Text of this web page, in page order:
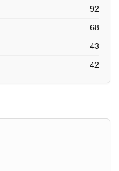
92
68
43
42